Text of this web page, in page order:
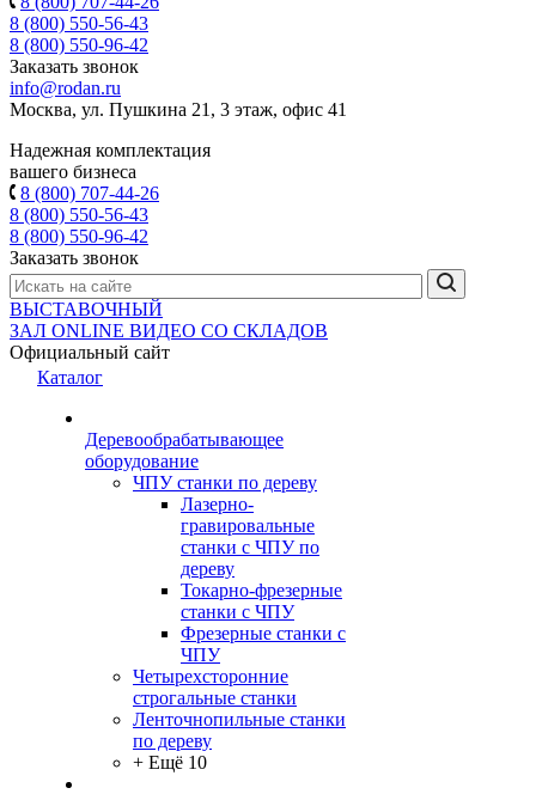
8 (800) 550-56-43
8 (800) 550-96-42
Заказать звонок
info@rodan.ru
Москва, ул. Пушкина 21, 3 этаж, офис 41
Надежная комплектация
вашего бизнеса
8 (800) 707-44-26
8 (800) 550-56-43
8 (800) 550-96-42
Заказать звонок
ВЫСТАВОЧНЫЙ
ЗАЛ ONLINE ВИДЕО СО СКЛАДОВ
Официальный сайт
Каталог
Деревообрабатывающее
оборудование
ЧПУ станки по дереву
Лазерно-
гравировальные
станки с ЧПУ по
дереву
Токарно-фрезерные
станки с ЧПУ
Фрезерные станки с
ЧПУ
Четырехсторонние
строгальные станки
Ленточнопильные станки
по дереву
+ Ещё 10